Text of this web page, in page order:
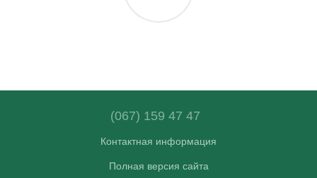
(067) 159 47 47
Контактная информация
Полная версия сайта